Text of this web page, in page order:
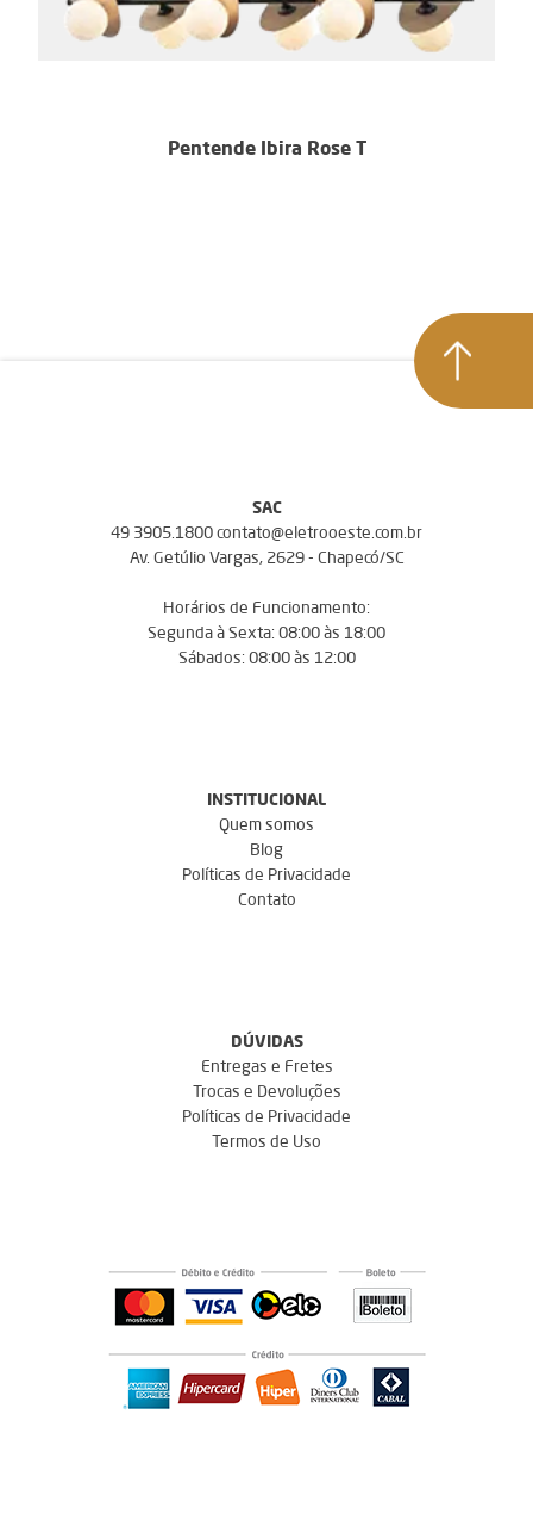
Pentende Ibira Rose T
SAC
49 3905.1800 contato@eletrooeste.com.br
Av. Getúlio Vargas, 2629 - Chapecó/SC
Horários de Funcionamento:
Segunda à Sexta: 08:00 às 18:00
Sábados: 08:00 às 12:00
INSTITUCIONAL
Quem somos
Blog
Políticas de Privacidade
Contato
DÚVIDAS
Entregas e Fretes
Trocas e Devoluções
Políticas de Privacidade
Termos de Uso